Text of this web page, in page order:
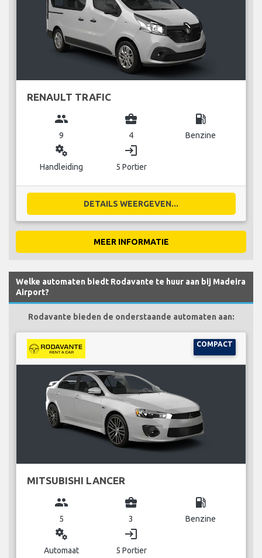
RENAULT TRAFIC
group
9
business_center
4
local_gas_station
Benzine
miscellaneous_services
Handleiding
login
5 Portier
DETAILS WEERGEVEN...
MEER INFORMATIE
Welke automaten biedt Rodavante te huur aan bij Madeira
Airport?
Rodavante bieden de onderstaande automaten aan:
COMPACT
MITSUBISHI LANCER
group
5
business_center
3
local_gas_station
Benzine
miscellaneous_services
Automaat
login
5 Portier